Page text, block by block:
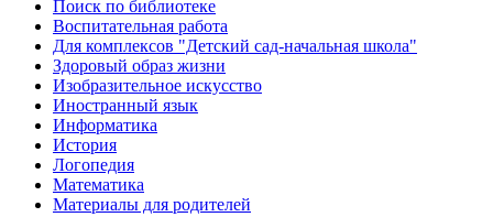
Поиск по библиотеке
Воспитательная работа
Для комплексов "Детский сад-начальная школа"
Здоровый образ жизни
Изобразительное искусство
Иностранный язык
Информатика
История
Логопедия
Математика
Материалы для родителей